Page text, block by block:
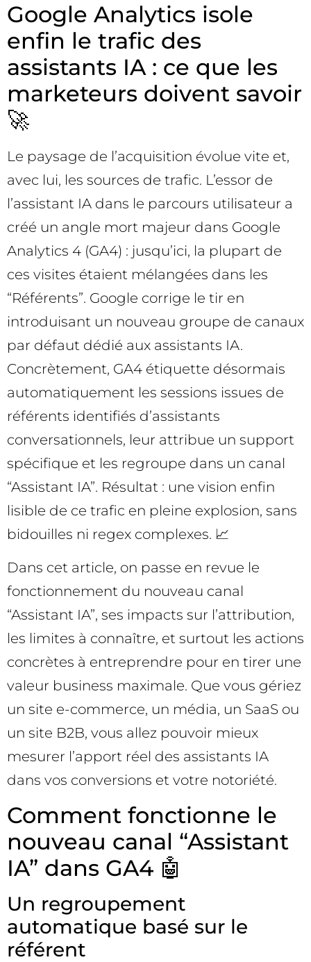
Google Analytics isole
enfin le trafic des
assistants IA : ce que les
marketeurs doivent savoir
🚀
Le paysage de l’acquisition évolue vite et,
avec lui, les sources de trafic. L’essor de
l’assistant IA dans le parcours utilisateur a
créé un angle mort majeur dans Google
Analytics 4 (GA4) : jusqu’ici, la plupart de
ces visites étaient mélangées dans les
“Référents”. Google corrige le tir en
introduisant un nouveau groupe de canaux
par défaut dédié aux assistants IA.
Concrètement, GA4 étiquette désormais
automatiquement les sessions issues de
référents identifiés d’assistants
conversationnels, leur attribue un support
spécifique et les regroupe dans un canal
“Assistant IA”. Résultat : une vision enfin
lisible de ce trafic en pleine explosion, sans
bidouilles ni regex complexes. 📈
Dans cet article, on passe en revue le
fonctionnement du nouveau canal
“Assistant IA”, ses impacts sur l’attribution,
les limites à connaître, et surtout les actions
concrètes à entreprendre pour en tirer une
valeur business maximale. Que vous gériez
un site e-commerce, un média, un SaaS ou
un site B2B, vous allez pouvoir mieux
mesurer l’apport réel des assistants IA
dans vos conversions et votre notoriété.
Comment fonctionne le
nouveau canal “Assistant
IA” dans GA4 🤖
Un regroupement
automatique basé sur le
référent